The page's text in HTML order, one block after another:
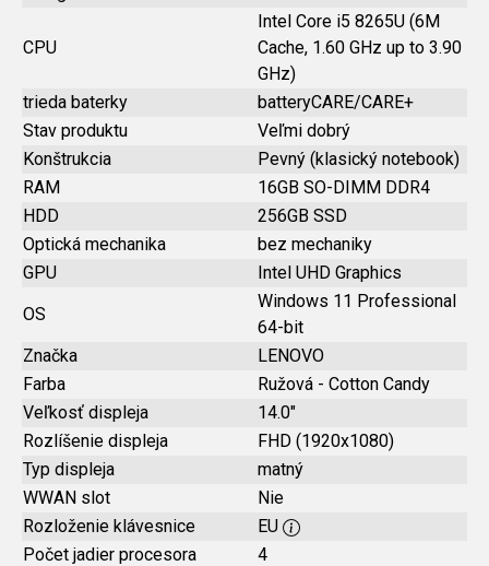
CPU
Intel Core i5 8265U (6M
Cache, 1.60 GHz up to 3.90
GHz)
trieda baterky
batteryCARE/CARE+
Stav produktu
Veľmi dobrý
Konštrukcia
Pevný (klasický notebook)
RAM
16GB SO-DIMM DDR4
HDD
256GB SSD
Optická mechanika
bez mechaniky
GPU
Intel UHD Graphics
OS
Windows 11 Professional
64-bit
Značka
LENOVO
Farba
Ružová - Cotton Candy
Veľkosť displeja
14.0"
Rozlíšenie displeja
FHD (1920x1080)
Typ displeja
matný
WWAN slot
Nie
Rozloženie klávesnice
EU
Počet jadier procesora
4